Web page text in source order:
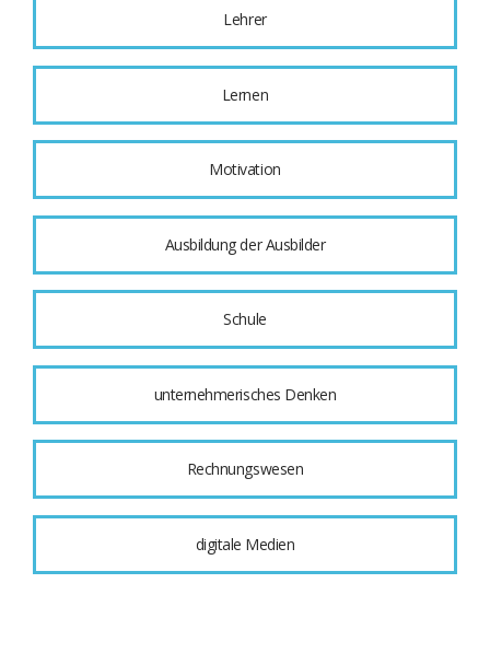
Lehrer
Lernen
Motivation
Ausbildung der Ausbilder
Schule
unternehmerisches Denken
Rechnungswesen
digitale Medien